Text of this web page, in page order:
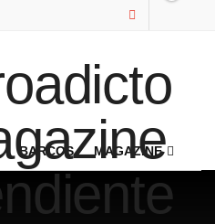
BARCOS MAGAZINE